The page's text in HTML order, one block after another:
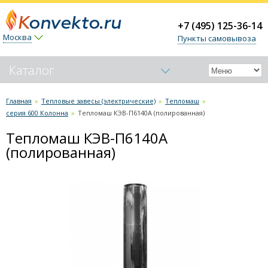
Москва
+7 (495) 125-36-14
Пункты самовывоза
Каталог
Керамические обогреватели
Тепловые пушки
Тепловые завесы (электрические)
Главная » Тепловые завесы (электрические) » Тепломаш »
серия 600 Колонна » Тепломаш КЭВ-П6140А (полированная)
Тепломаш КЭВ-П6140А
(полированная)